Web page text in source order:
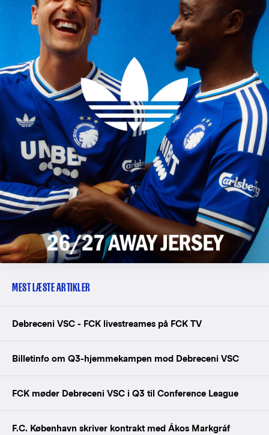
MEST LÆSTE ARTIKLER
Debreceni VSC - FCK livestreames på FCK TV
Billetinfo om Q3-hjemmekampen mod Debreceni VSC
FCK møder Debreceni VSC i Q3 til Conference League
F.C. København skriver kontrakt med Ákos Markgráf